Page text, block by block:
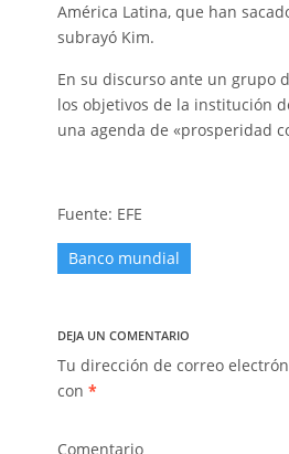
América Latina, que han
subrayó Kim.
En su discurso ante un grupo
los objetivos de la institución
una agenda de «prosperidad
Fuente: EFE
Banco mundial
DEJA UN COMENTARIO
Tu dirección de correo
con *
Comentario